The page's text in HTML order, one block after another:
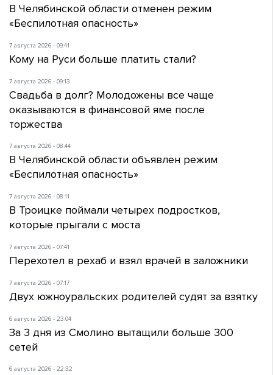
В Челябинской области отменен режим
«Беспилотная опасность»
7 августа 2026 - 09:41
Кому на Руси больше платить стали?
7 августа 2026 - 09:13
Свадьба в долг? Молодожены все чаще
оказываются в финансовой яме после
торжества
7 августа 2026 - 08:44
В Челябинской области объявлен режим
«Беспилотная опасность»
7 августа 2026 - 08:11
В Троицке поймали четырех подростков,
которые прыгали с моста
7 августа 2026 - 07:41
Перехотел в рехаб и взял врачей в заложники
7 августа 2026 - 07:17
Двух южноуральских родителей судят за взятку
6 августа 2026 - 23:04
За 3 дня из Смолино вытащили больше 300
сетей
6 августа 2026 - 22:32